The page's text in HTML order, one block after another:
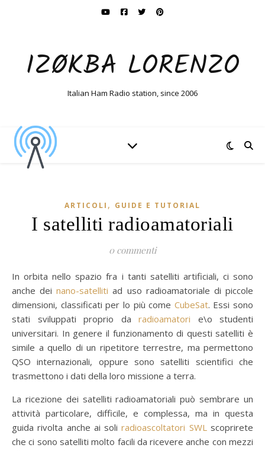
IZØKBA LORENZO
Italian Ham Radio station, since 2006
ARTICOLI , GUIDE E TUTORIAL
I satelliti radioamatoriali
0 commenti
In orbita nello spazio fra i tanti satelliti artificiali, ci sono
anche deinano-satelliti ad uso radioamatoriale di piccole
dimensioni, classificati per lo più come CubeSat. Essi sono
stati sviluppati proprio da radioamatori e\o studenti
universitari. In genere il funzionamento di questi satelliti è
simile a quello di un ripetitore terrestre, ma permettono
QSO internazionali, oppure sono satelliti scientifici che
trasmettono i dati della loro missione a terra.
La ricezione dei satelliti radioamatoriali può sembrare un
attività particolare, difficile, e complessa, ma in questa
guida rivolta anche ai soliradioascoltatori SWLscoprirete
che ci sono satelliti molto facili da ricevere anche con mezzi